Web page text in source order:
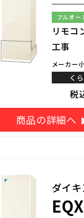
フルオー
リモコ
工事
メーカー
く
税
商品の詳細へ
ダイキ